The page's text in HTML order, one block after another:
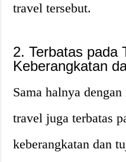
travel tersebut.
2. Terbatas pada
Keberangkatan
Sama halnya
travel juga terbatas
keberangkatan dan